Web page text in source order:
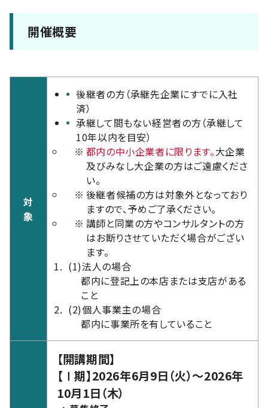
開催概要
対
象
後継者の方（承継先企業にすでに入社
済）
承継して間もない経営者の方（承継して
10年以内を目安）
※ 都内の中小企業者に限ります。大企業
及びみなし大企業の方はご遠慮くださ
い。
※ 後継者候補の方は対象外となっており
ますので、予めご了承ください。
※ 講師と同業の方やコンサルタントの方
はお断りさせていただく場合がござい
ます。
(1)法人の場合
都内に登記上の本店または支店がある
こと
(2)個人事業主の場合
都内に事業所を有していること
【開講期間】
【Ⅰ期】2026年6月9日（火）～2026年
10月1日（木）